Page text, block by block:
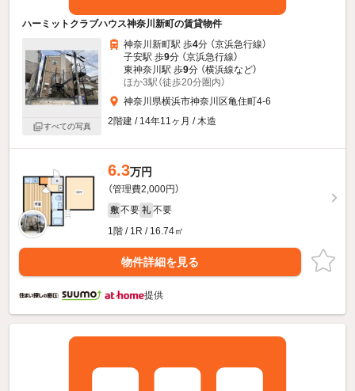
ハーミットクラブハウス神奈川新町の賃貸物件
すべての写真
神奈川新町駅 歩4分 （京浜急行線）
子安駅 歩9分 （京浜急行線）
東神奈川駅 歩9分 （横浜線など）
ほか3駅（徒歩20分圏内）
神奈川県横浜市神奈川区亀住町4-6
2階建 / 14年11ヶ月 / 木造
6.3万円
（管理費2,000円）
敷 不要 礼 不要
1階 / 1R / 16.74㎡
物件詳細を見る
提供